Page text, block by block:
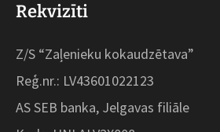
Rekvizīti
Z/S “Zaļenieku kokaudzētava”
Reģ.nr.: LV43601022123
AS SEB banka, Jelgavas filiāle